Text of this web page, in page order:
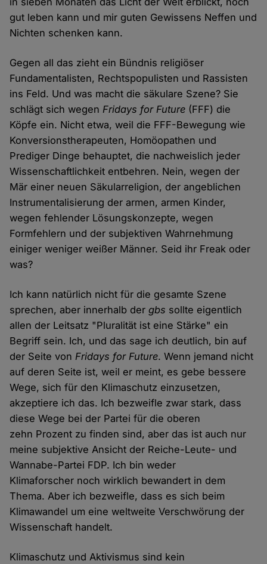
gut leben kann und mir guten Gewissens Neffen und
Nichten schenken kann.
Gegen all das zieht ein Bündnis religiöser
Fundamentalisten, Rechtspopulisten und Rassisten
ins Feld. Und was macht die säkulare Szene? Sie
schlägt sich wegenFridays for Future (FFF) die
Köpfe ein. Nicht etwa, weil die FFF-Bewegung wie
Konversionstherapeuten, Homöopathen und
Prediger Dinge behauptet, die nachweislich jeder
Wissenschaftlichkeit entbehren. Nein, wegen der
Mär einer neuen Säkularreligion, der angeblichen
Instrumentalisierung der armen, armen Kinder,
wegen fehlender Lösungskonzepte, wegen
Formfehlern und der subjektiven Wahrnehmung
einiger weniger weißer Männer. Seid ihr Freak oder
was?
Ich kann natürlich nicht für die gesamte Szene
sprechen, aber innerhalb dergbs sollte eigentlich
allen der Leitsatz "Pluralität ist eine Stärke" ein
Begriff sein. Ich, und das sage ich deutlich, bin auf
der Seite vonFridays for Future. Wenn jemand nicht
auf deren Seite ist, weil er meint, es gebe bessere
Wege, sich für den Klimaschutz einzusetzen,
akzeptiere ich das. Ich bezweifle zwar stark, dass
diese Wege bei der Partei für die oberen
zehn Prozent zu finden sind, aber das ist auch nur
meine subjektive Ansicht der Reiche-Leute- und
Wannabe-Partei FDP. Ich bin weder
Klimaforscher noch wirklich bewandert in dem
Thema. Aber ich bezweifle, dass es sich beim
Klimawandel um eine weltweite Verschwörung der
Wissenschaft handelt.
Klimaschutz und Aktivismus sind kein